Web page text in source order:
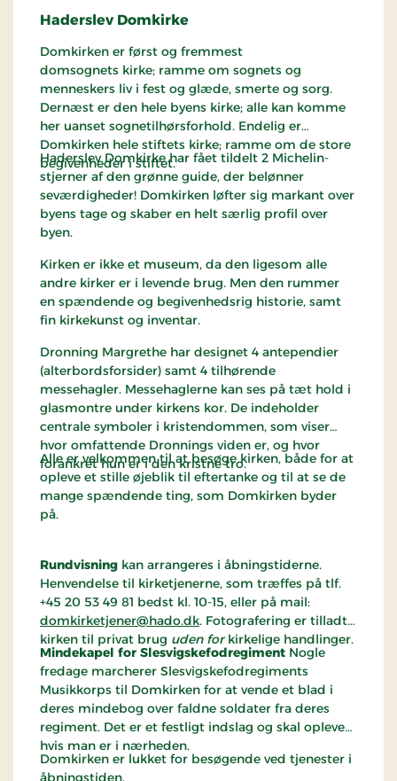
Haderslev Domkirke
Domkirken er først og fremmest
domsognets kirke; ramme om sognets og
menneskers liv i fest og glæde, smerte og sorg.
Dernæst er den hele byens kirke; alle kan komme
her uanset sognetilhørsforhold. Endelig er
Domkirken hele stiftets kirke; ramme om de store
begivenheder i stiftet.
Haderslev Domkirke har fået tildelt 2 Michelin-
stjerner af den grønne guide, der belønner
seværdigheder! Domkirken løfter sig markant over
byens tage og skaber en helt særlig profil over
byen.
Kirken er ikke et museum, da den ligesom alle
andre kirker er i levende brug. Men den rummer
en spændende og begivenhedsrig historie, samt
fin kirkekunst og inventar.
Dronning Margrethe har designet 4 antependier
(alterbordsforsider) samt 4 tilhørende
messehagler. Messehaglerne kan ses på tæt hold i
glasmontre under kirkens kor. De indeholder
centrale symboler i kristendommen, som viser
hvor omfattende Dronnings viden er, og hvor
forankret hun er i den kristne tro.
Alle er velkommen til at besøge kirken, både for at
opleve et stille øjeblik til eftertanke og til at se de
mange spændende ting, som Domkirken byder
på.
Rundvisning kan arrangeres i åbningstiderne.
Henvendelse til kirketjenerne, som træffes på tlf.
+45 20 53 49 81 bedst kl. 10-15, eller på mail:
domkirketjener@hado.dk. Fotografering er tilladt i
kirken til privat brug uden forkirkelige handlinger.
Mindekapel for Slesvigskefodregiment Nogle
fredage marcherer Slesvigskefodregiments
Musikkorps til Domkirken for at vende et blad i
deres mindebog over faldne soldater fra deres
regiment. Det er et festligt indslag og skal opleves
hvis man er i nærheden.
Domkirken er lukket for besøgende ved tjenester i
åbningstiden.